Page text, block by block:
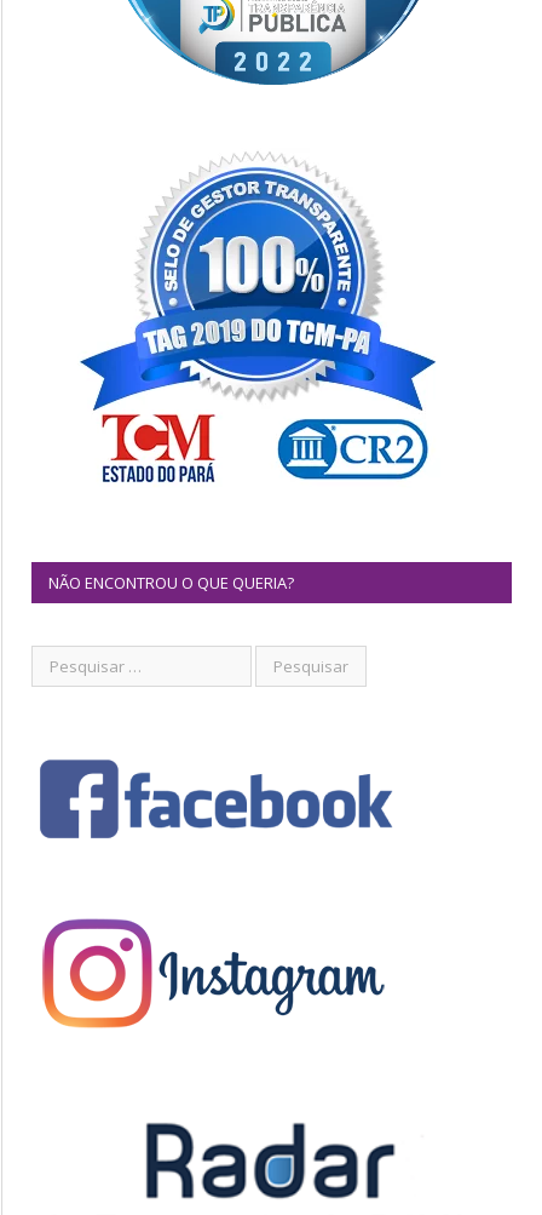
NÃO ENCONTROU O QUE QUERIA?